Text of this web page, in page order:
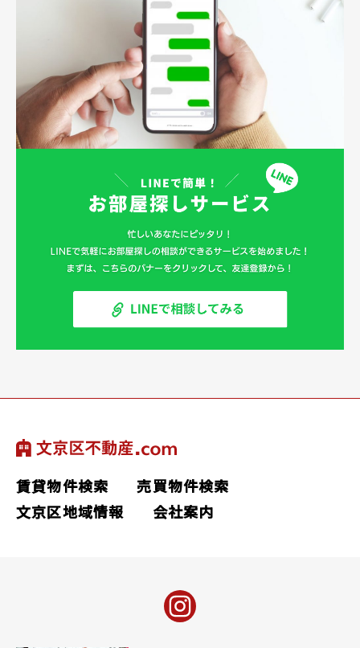
賃貸物件検索
売買物件検索
文京区地域情報
会社案内